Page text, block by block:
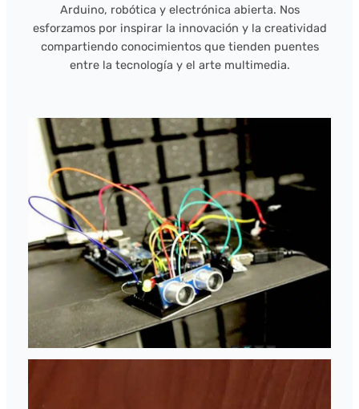
Arduino, robótica y electrónica abierta. Nos
esforzamos por inspirar la innovación y la creatividad
compartiendo conocimientos que tienden puentes
entre la tecnología y el arte multimedia.